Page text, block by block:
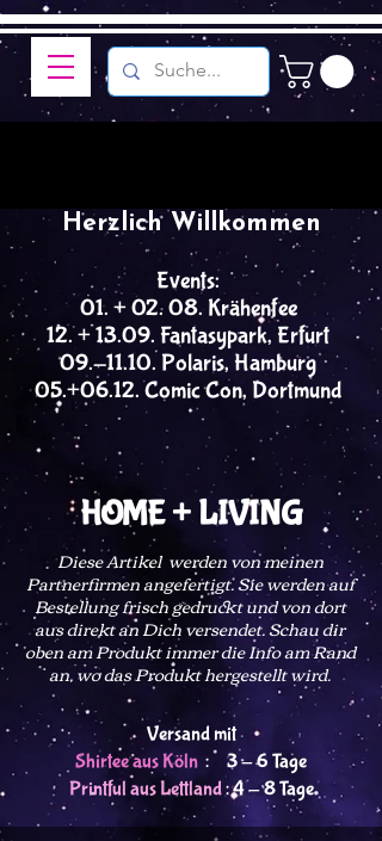
Events:
01. + 02. 08. Krähenfee
12. + 13.09. Fantasypark, Erfurt
09.-11.10. Polaris, Hamburg
05.+06.12. Comic Con, Dortmund
Herzlich Willkommen
HOME + LIVING
Diese Artikel werden von meinen
Partnerfirmen angefertigt. Sie werden auf
Bestellung frisch gedruckt und von dort
aus direkt an Dich versendet. Schau dir
oben am Produkt immer die Info am Rand
an, wo das Produkt hergestellt wird.
Versand mit
Shirtee aus Köln : 3 - 6 Tage
Printful aus Lettland: 4 - 8 Tage